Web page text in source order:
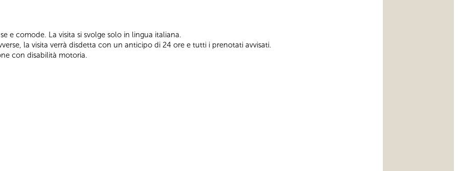
e comode. La visita si svolge solo in lingua italiana.
la visita verrà disdetta con un anticipo di 24 ore e tutti i prenotati avvisati.
con disabilità motoria.